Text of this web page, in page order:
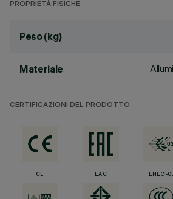
PROPRIETÀ FISICHE
Peso (kg)
Materiale
CERTIFICAZIONI DEL PRODOTTO
CE EAC ENEC-